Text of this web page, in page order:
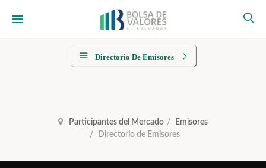
Directorio De Emisores
Participantes del Mercado
Emisores
Directorio de Emisores